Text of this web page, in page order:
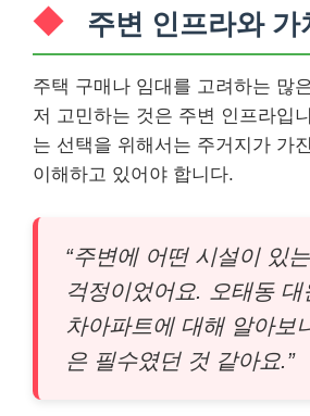
주변 인프라와 가
주택 구매나 임대를 고려하는 많
저 고민하는 것은 주변 인프라입
는 선택을 위해서는 주거지가 가
이해하고 있어야 합니다.
“주변에 어떤 시설이 있
걱정이었어요. 오태동 대
차아파트에 대해 알아보
은 필수였던 것 같아요.”